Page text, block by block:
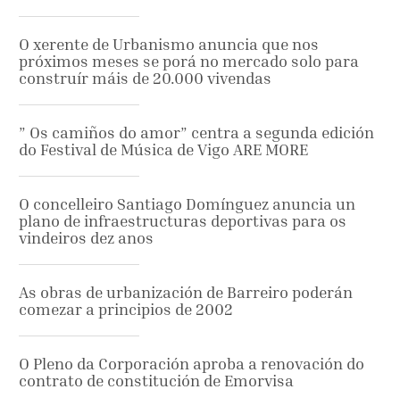
O xerente de Urbanismo anuncia que nos
próximos meses se porá no mercado solo para
construír máis de 20.000 vivendas
” Os camiños do amor” centra a segunda edición
do Festival de Música de Vigo ARE MORE
O concelleiro Santiago Domínguez anuncia un
plano de infraestructuras deportivas para os
vindeiros dez anos
As obras de urbanización de Barreiro poderán
comezar a principios de 2002
O Pleno da Corporación aproba a renovación do
contrato de constitución de Emorvisa